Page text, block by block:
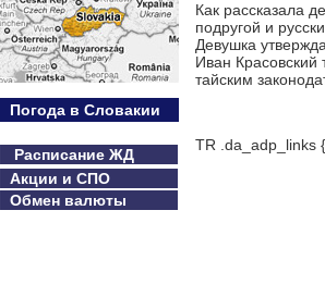
Погода в Словакии
Расписание ЖД
Акции и СПО
Обмен валюты
Как рассказала
подругой и
Девушка
Иван Красовский
тайским
TR .da_adp_links